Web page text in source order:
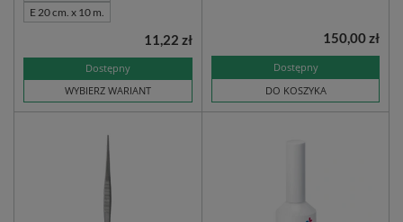
E 20 cm. x 10 m.
Dostępny
WYBIERZ WARIANT
11,22 zł
Dostępny
DO KOSZYKA
150,00 zł